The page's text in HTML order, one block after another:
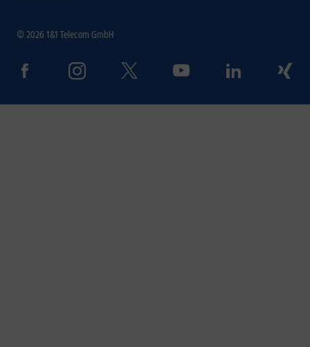
© 2026 1&1 Telecom GmbH